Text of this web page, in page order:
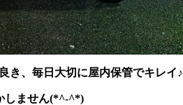
き、毎日大切に屋内保管でキレイ♪
しません(*^-^*)